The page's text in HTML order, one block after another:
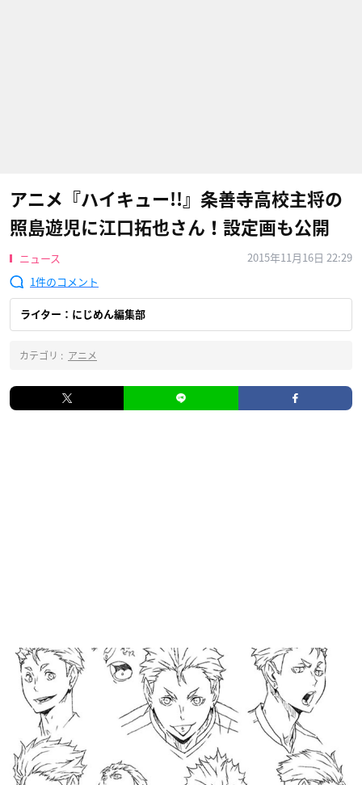
アニメ『ハイキュー!!』条善寺高校主将の
照島遊児に江口拓也さん！設定画も公開
ニュース
2015年11月16日 22:29
1
ライター：にじめん編集部
カテゴリ : アニメ